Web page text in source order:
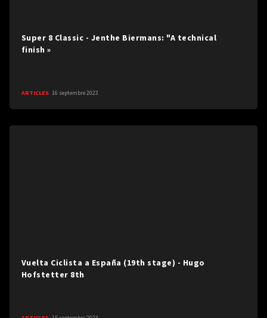
Super 8 Classic - Jenthe Biermans: "A technical
finish »
ARTICLES 16 septembre 2023
Vuelta Ciclista a España (19th stage) - Hugo
Hofstetter 8th